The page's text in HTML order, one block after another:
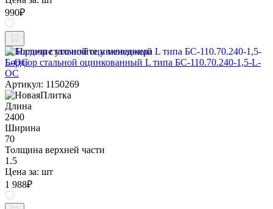
990₽
Наличие уточняйте у менеджера
Бордюр стальной оцинкованный L типа БС-110.70.240-1,5-L-
ОС
Артикул: 1150269
Длина
2400
Ширина
70
Толщина верхней части
1.5
Цена за: шт
1 988₽